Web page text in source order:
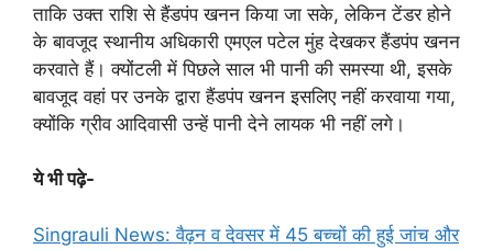
ताकि उक्त राशि से हैंडपंप खनन किया जा सके, लेकिन टेंडर होने
के बावजूद स्थानीय अधिकारी एमएल पटेल मुंह देखकर हैंडपंप खनन
करवाते हैं। क्योंटली में पिछले साल भी पानी की समस्या थी, इसके
बावजूद वहां पर उनके द्वारा हैंडपंप खनन इसलिए नहीं करवाया गया,
क्योंकि ग्रीव आदिवासी उन्हें पानी देने लायक भी नहीं लगे।
ये भी पढ़े-
Singrauli News: वैढ़न व देवसर में 45 बच्चों की हुई जांच और